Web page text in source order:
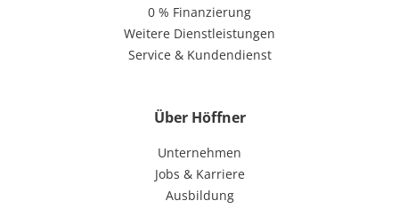
0 % Finanzierung
Weitere Dienstleistungen
Service & Kundendienst
Über Höffner
Unternehmen
Jobs & Karriere
Ausbildung